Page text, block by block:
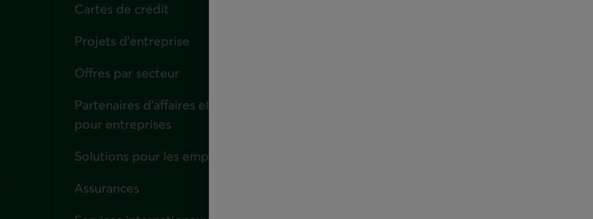
Cartes de crédit
Projets d'entreprise
Offres par secteur
Partenaires d’affaires et solutions
pour entreprises
Solutions pour les employeurs
Assurances